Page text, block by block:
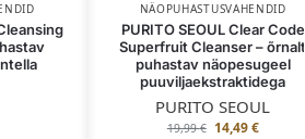
NÄOPUHASTUSVAHENDID
PURITO SEOUL Clear Code
Superfruit Cleanser –
puhastav näopesugeel
puuviljaekstraktidega
PURITO SEOUL
19,99€ 14,49€